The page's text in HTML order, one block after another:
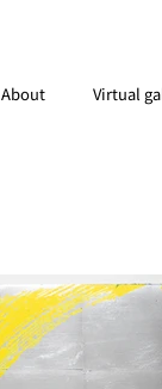
About Virtual